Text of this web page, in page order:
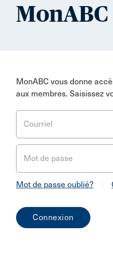
MonABC
MonABC vous donne
aux membres. Saisissez
Courriel
Mot de passe
Mot de passe oublié?